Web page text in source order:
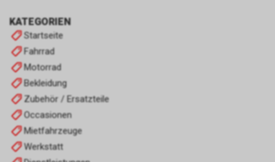
KATEGORIEN
Startseite
Fahrrad
Motorrad
Bekleidung
Zubehör / Ersatzteile
Occasionen
Mietfahrzeuge
Werkstatt